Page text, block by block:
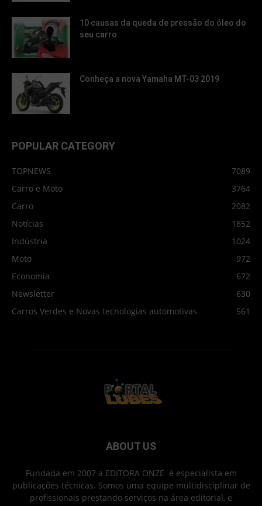
10 causas da queda de pressão do óleo do
seu carro
Conheça a nova Yamaha MT-03 2019
POPULAR CATEGORY
TOPNEWS
7089
Carro e Moto
3764
Carro
2082
Notícias
1852
Indústria
1024
Moto
972
Economia
672
Newsletter
630
Carros Verdes e Novas tecnologias automotivas
561
ABOUT US
Fundada em 2007 a EDITORA ONZE é especialista em
publicações técnicas. Somos uma equipe multidisciplinar de
profissionais prestando serviços na área editorial, e